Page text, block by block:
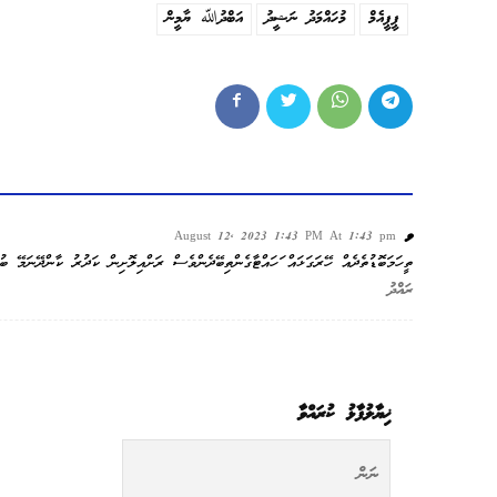
އަބްދުﷲ ޔާމީން މުހައްމަދު ނަޝީދު ޕީޕީއެމް
ވ August 12, 2023 1:43 PM At 1:43 pm
ތީހަމަބޮޑުތެދެއް ހޭރަގަޅައް ަހައްޓާގެންތިބޭދެންވެސް ރަށްއިލޮށިން ކަދުރު ކާންދޭނަމޭ
ރައްދު
ޚިޔާލުފާޅު ކުރައްވާ